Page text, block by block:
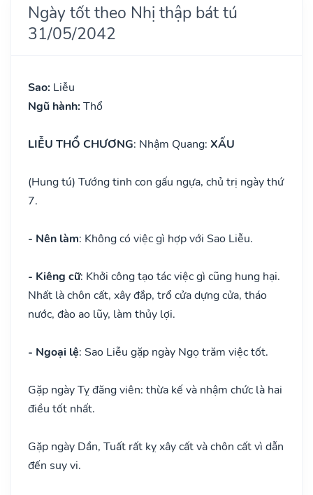
Ngày tốt theo Nhị thập bát tú
31/05/2042
Sao: Liễu
Ngũ hành: Thổ
LIỄU THỔ CHƯƠNG: Nhậm Quang: XẤU
(Hung tú) Tướng tinh con gấu ngựa, chủ trị ngày thứ
7.
- Nên làm: Không có việc gì hợp với Sao Liễu.
- Kiêng cữ: Khởi công tạo tác việc gì cũng hung hại.
Nhất là chôn cất, xây đắp, trổ cửa dựng cửa, tháo
nước, đào ao lũy, làm thủy lợi.
- Ngoại lệ: Sao Liễu gặp ngày Ngọ trăm việc tốt.
Gặp ngày Tỵ đăng viên: thừa kế và nhậm chức là hai
điều tốt nhất.
Gặp ngày Dần, Tuất rất kỵ xây cất và chôn cất vì dẫn
đến suy vi.